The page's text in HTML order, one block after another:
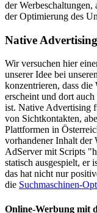
der
der Optimierung des
Native
Wir versuchen hier
unserer Idee bei
konzentrieren, dass
erscheint und dort
ist. Native Advertising
von Sichtkontakten,
Plattformen in
vorhandener Inhalt der
AdServer mit Scripts
statisch ausgespielt, er
das hat nicht nur
die Suchmaschinen-
Online-Werbung mit